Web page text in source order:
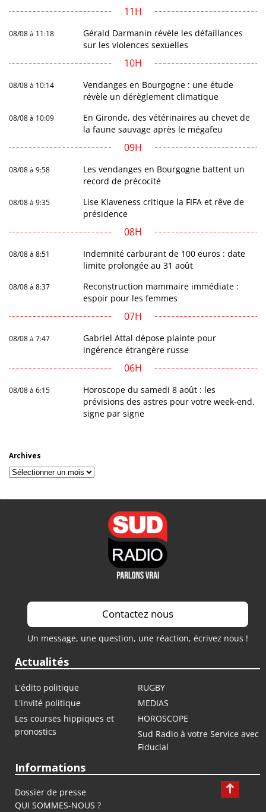
11H
08/08 à 11:18
Gérald Darmanin révèle les défaillances
sur les violences sexuelles
10H
08/08 à 10:14
Vendanges en Bourgogne : une étude
révèle un dérèglement climatique
08/08 à 10:09
En Gironde, des vétérinaires au chevet de
la faune sauvage après le mégafeu
09H
08/08 à 9:58
Les vendanges en Bourgogne battent un
record de précocité
08/08 à 9:35
Lise Klaveness critique la FIFA et rêve de
présidence
08H
08/08 à 8:51
Indemnité carburant de 100 euros : date
limite prolongée au 31 août
08/08 à 8:37
Reconstruction mammaire immédiate :
espoir pour les femmes
07H
08/08 à 7:47
Gabriel Attal dépose plainte pour
ingérence étrangère russe
06H
08/08 à 6:15
Horoscope du samedi 8 août : les
prévisions des astres pour votre week-end,
signe par signe
Archives
Archives
Contactez nous
Un message, une question, une réaction, écrivez nous !
Actualités
L'édito politique
RUGBY
L'invité politique
MEDIAS
Les courses hippiques et
pronostics
HOROSCOPE
Sud Radio à votre Service avec
Fiducial
Informations
Dossier de presse
QUI SOMMES-NOUS ?